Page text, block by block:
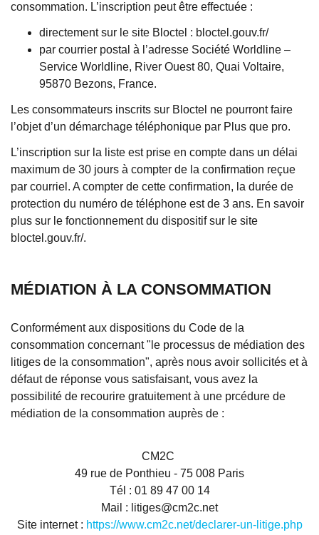
consommation. L’inscription peut être effectuée :
directement sur le site Bloctel : bloctel.gouv.fr/
par courrier postal à l’adresse Société Worldline –
Service Worldline, River Ouest 80, Quai Voltaire,
95870 Bezons, France.
Les consommateurs inscrits sur Bloctel ne pourront faire
l’objet d’un démarchage téléphonique par Plus que pro.
L’inscription sur la liste est prise en compte dans un délai
maximum de 30 jours à compter de la confirmation reçue
par courriel. A compter de cette confirmation, la durée de
protection du numéro de téléphone est de 3 ans. En savoir
plus sur le fonctionnement du dispositif sur le site
bloctel.gouv.fr/.
MÉDIATION À LA CONSOMMATION
Conformément aux dispositions du Code de la
consommation concernant "le processus de médiation des
litiges de la consommation", après nous avoir sollicités et à
défaut de réponse vous satisfaisant, vous avez la
possibilité de recourire gratuitement à une prcédure de
médiation de la consommation auprès de :
CM2C
49 rue de Ponthieu - 75 008 Paris
Tél : 01 89 47 00 14
Mail : litiges@cm2c.net
Site internet : https://www.cm2c.net/declarer-un-litige.php